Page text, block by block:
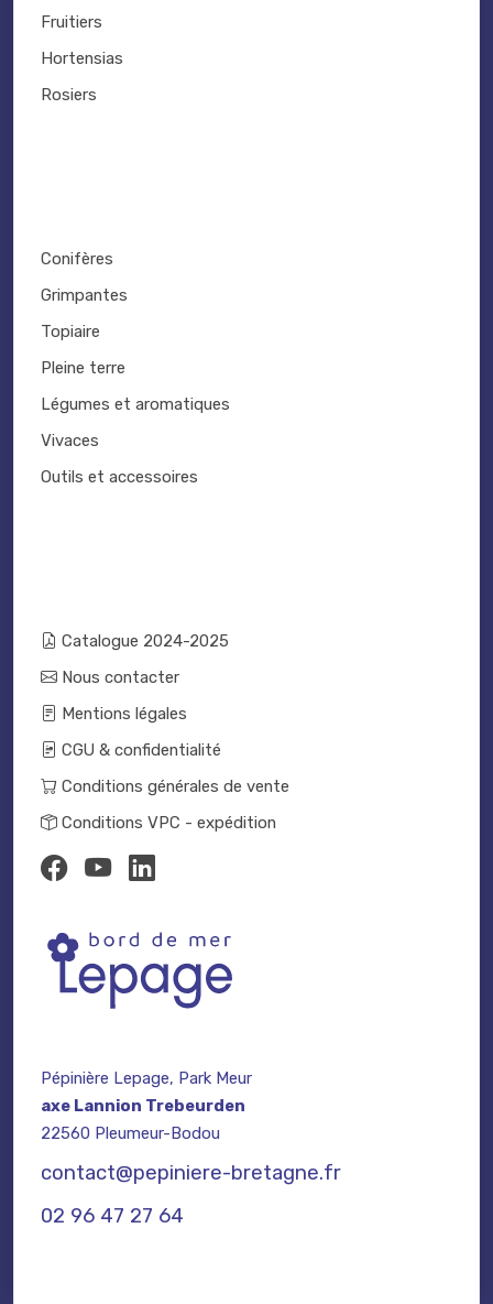
Fruitiers
Hortensias
Rosiers
Conifères
Grimpantes
Topiaire
Pleine terre
Légumes et aromatiques
Vivaces
Outils et accessoires
Catalogue 2024-2025
Nous contacter
Mentions légales
CGU & confidentialité
Conditions générales de vente
Conditions VPC - expédition
Pépinière Lepage, Park Meur
axe Lannion Trebeurden
22560 Pleumeur-Bodou
contact@pepiniere-bretagne.fr
02 96 47 27 64